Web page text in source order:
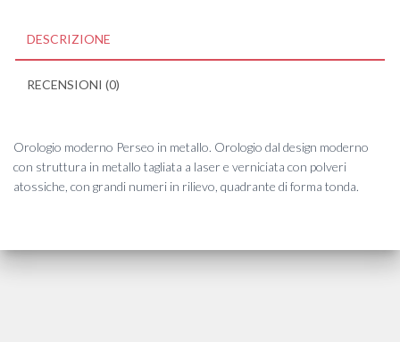
DESCRIZIONE
RECENSIONI (0)
Orologio moderno Perseo in metallo. Orologio dal design moderno
con struttura in metallo tagliata a laser e verniciata con polveri
atossiche, con grandi numeri in rilievo, quadrante di forma tonda.